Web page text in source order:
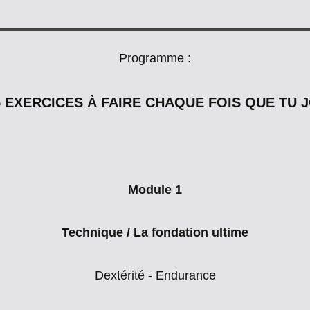
Programme :
EXERCICES À FAIRE CHAQUE FOIS QUE TU
Module 1
Technique / La fondation ultime
Dextérité - Endurance